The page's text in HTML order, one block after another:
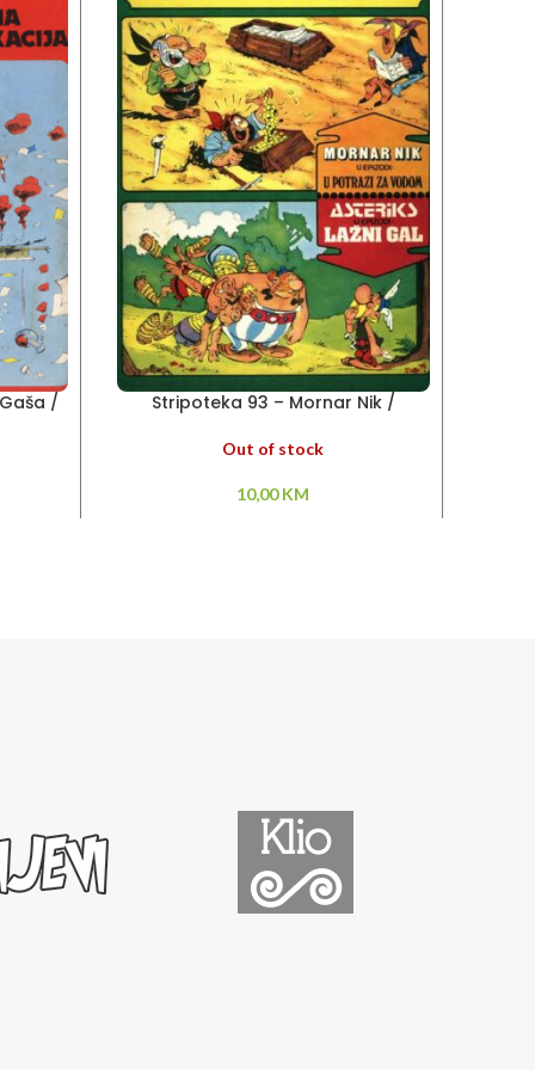
/
Stripoteka 93 – Mornar Nik /
Out of stock
10,00KM